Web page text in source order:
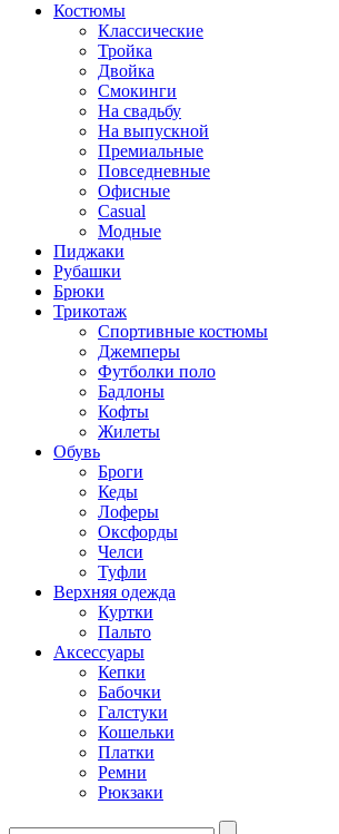
Костюмы
Классические
Тройка
Двойка
Смокинги
На свадьбу
На выпускной
Премиальные
Повседневные
Офисные
Casual
Модные
Пиджаки
Рубашки
Брюки
Трикотаж
Спортивные костюмы
Джемперы
Футболки поло
Бадлоны
Кофты
Жилеты
Обувь
Броги
Кеды
Лоферы
Оксфорды
Челси
Туфли
Верхняя одежда
Куртки
Пальто
Аксессуары
Кепки
Бабочки
Галстуки
Кошельки
Платки
Ремни
Рюкзаки